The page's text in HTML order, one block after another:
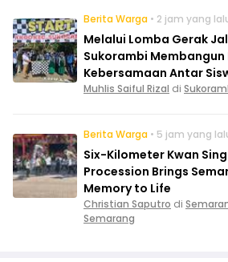
Berita Warga • 2 jam yang
Melalui Lomba Gerak
Sukorambi
Kebersamaan Antar
Muhlis Saiful Rizal di
Berita Warga • 5 jam yang
Six-Kilometer Kwan Sing
Procession Brings
Memory to Life
Christian Saputro di
Semarang